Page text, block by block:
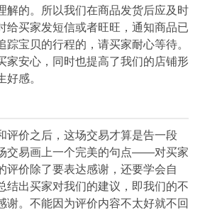
解的。所以我们在商品发货后应及时
给买家发短信或者旺旺，通知商品已
踪宝贝的行程的，请买家耐心等待。
家安心，同时也提高了我们的店铺形
感。
评价之后，这场交易才算是告一段
交易画上一个完美的句点——对买家
评价除了要表达感谢，还要学会自
结出买家对我们的建议，即我们的不
谢。不能因为评价内容不太好就不回